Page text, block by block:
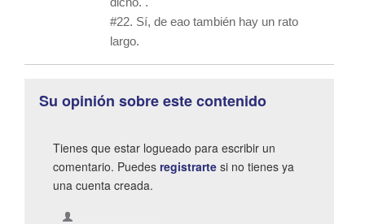
#22. Sí, de eao también hay un rato
largo.
Su opinión sobre este contenido
Tienes que estar logueado para escribir un
comentario. Puedes registrarte si no tienes ya
una cuenta creada.